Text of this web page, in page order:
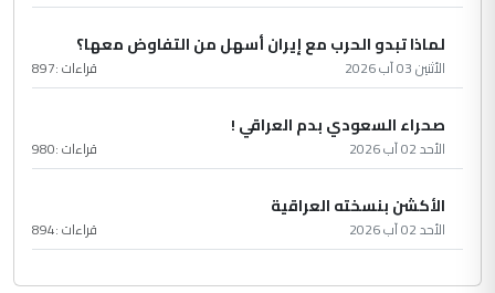
لماذا تبدو الحرب مع إيران أسهل من التفاوض معها؟
الأثنين 03 آب 2026 قراءات :897
صحراء السعودي بدم العراقي !
الأحد 02 آب 2026 قراءات :980
الأكشن بنسخته العراقية
الأحد 02 آب 2026 قراءات :894